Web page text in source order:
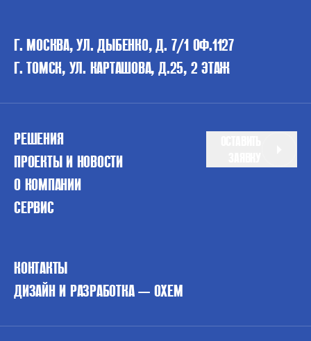
Г. МОСКВА, УЛ. ДЫБЕНКО, Д. 7/1 ОФ.1127
Г. ТОМСК, УЛ. КАРТАШОВА, Д.25, 2 ЭТАЖ
РЕШЕНИЯ
ПРОЕКТЫ И НОВОСТИ
О КОМПАНИИ
СЕРВИС
КОНТАКТЫ
ДИЗАЙН И РАЗРАБОТКА — OXEM